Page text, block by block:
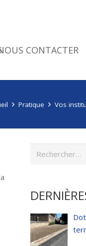
CONTACTER
Pratique Vos
Rechercher :